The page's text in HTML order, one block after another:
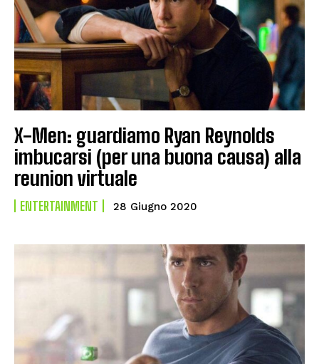
X-Men: guardiamo Ryan Reynolds
imbucarsi (per una buona causa) alla
reunion virtuale
ENTERTAINMENT 28 Giugno 2020